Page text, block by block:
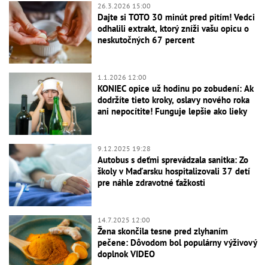
26.3.2026 15:00
Dajte si TOTO 30 minút pred pitím! Vedci
odhalili extrakt, ktorý zníži vašu opicu o
neskutočných 67 percent
1.1.2026 12:00
KONIEC opice už hodinu po zobudení: Ak
dodržíte tieto kroky, oslavy nového roka
ani nepocítite! Funguje lepšie ako lieky
9.12.2025 19:28
Autobus s deťmi sprevádzala sanitka: Zo
školy v Maďarsku hospitalizovali 37 detí
pre náhle zdravotné ťažkosti
14.7.2025 12:00
Žena skončila tesne pred zlyhaním
pečene: Dôvodom bol populárny výživový
doplnok VIDEO